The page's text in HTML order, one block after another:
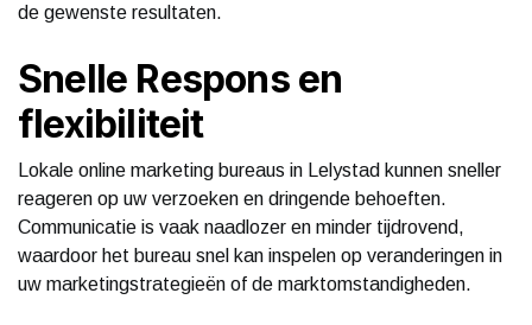
de gewenste resultaten.
Snelle Respons en
flexibiliteit
Lokale online marketing bureaus in Lelystad kunnen sneller
reageren op uw verzoeken en dringende behoeften.
Communicatie is vaak naadlozer en minder tijdrovend,
waardoor het bureau snel kan inspelen op veranderingen in
uw marketingstrategieën of de marktomstandigheden.